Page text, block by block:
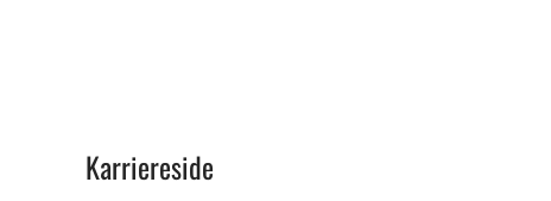
Karriereside